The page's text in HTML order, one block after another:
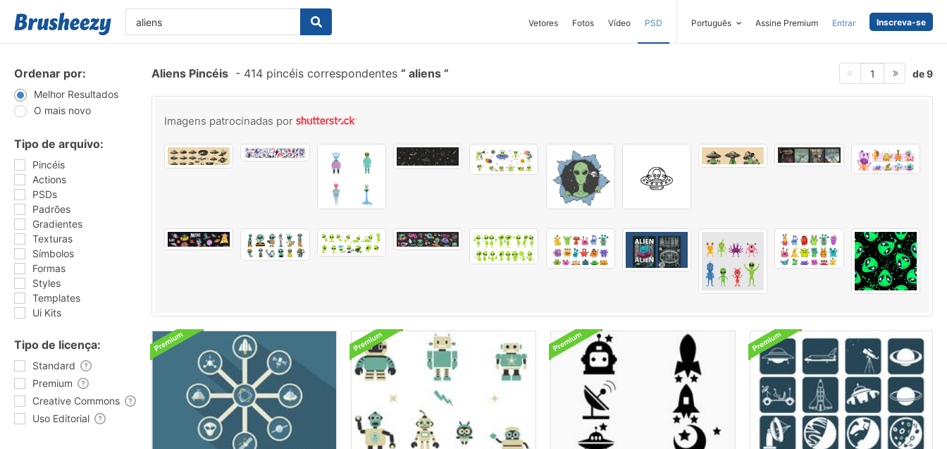
Vetores Fotos Vídeo PSD Português Assine Premium Entrar Inscreva-se
Ordenar por:
Melhor Resultados
O mais novo
Tipo de arquivo:
Pincéis
Actions
PSDs
Padrões
Gradientes
Texturas
Símbolos
Formas
Styles
Templates
Ui Kits
Tipo de licença:
Standard
Premium
Creative Commons
Uso Editorial
Aliens Pincéis - 414 pincéis correspondentes aliens 1 de 9
Imagens patrocinadas por